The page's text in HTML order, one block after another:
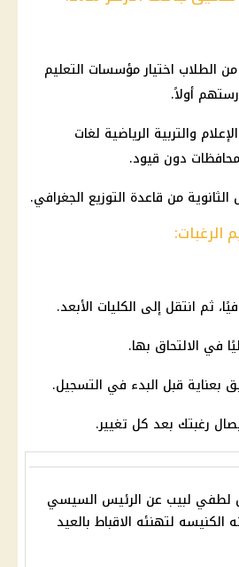
الطلاب اختيار مؤسسات التعليم
أولاً.
والتربية الرياضية لغات
دون قيود.
الثانوية من قاعدة التوزيع الجغرافي.
الرغبات:
ثم انتقل إلى الكليات الأبعد.
في الالتحاق بها.
بعناية قبل البدء في التسجيل.
رغبتك بعد كل تغيير.
لطفي لبيب عن الرئيس السيسي
الكنيسه لتهنئه الاقباط بالعيد